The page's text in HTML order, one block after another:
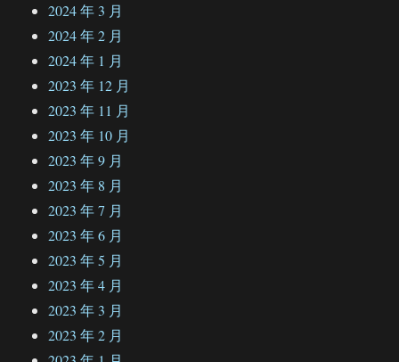
2024 年 3 月
2024 年 2 月
2024 年 1 月
2023 年 12 月
2023 年 11 月
2023 年 10 月
2023 年 9 月
2023 年 8 月
2023 年 7 月
2023 年 6 月
2023 年 5 月
2023 年 4 月
2023 年 3 月
2023 年 2 月